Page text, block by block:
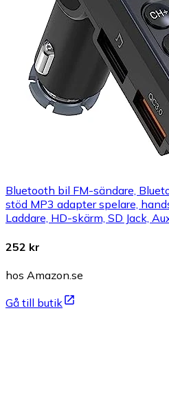
Bluetooth bil FM-sändare,
stöd MP3 adapter spelare,
Laddare, HD-skärm, SD Jack,
252 kr
hos Amazon.se
Gå till butik